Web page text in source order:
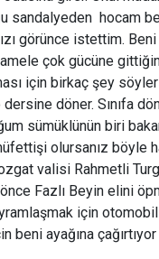
sandalyeden  hocam
görünce istettim. Beni
çok gücüne
için birkaç şey
döner. Sınıfa
sümüklünün biri
olursanız böyle
valisi Rahmetli
önce Fazlı Beyin elini
için
beni ayağına